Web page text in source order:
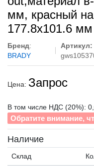
мм, красный
177.8x101.6 мм
Бренд:
BRADY
Артикул:
Цена: Запрос
В том числе НДС (20%):
Обратите внимание,
Наличие
Склад